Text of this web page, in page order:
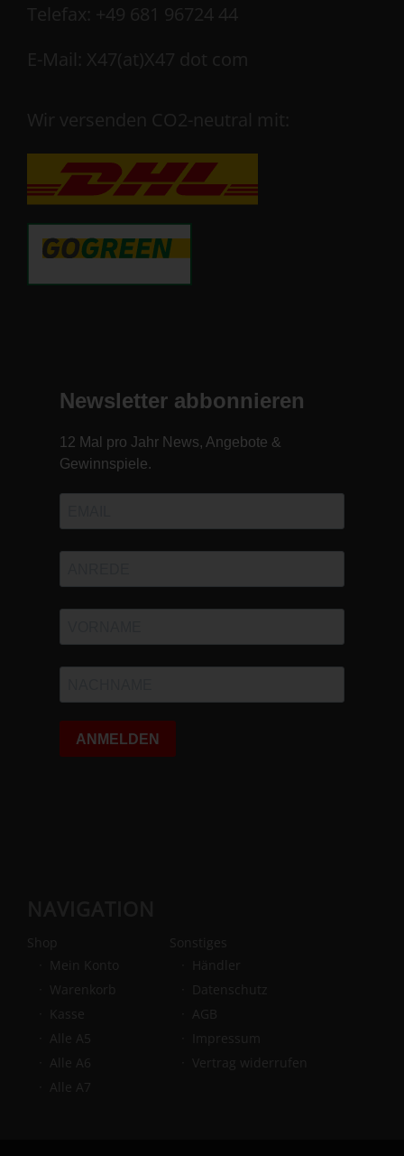
Telefax: +49 681 96724 44
E-Mail: X47(at)X47 dot com
Wir versenden CO2-neutral mit:
Shop
Mein Konto
Warenkorb
Kasse
Alle A5
Alle A6
Alle A7
Sonstiges
Händler
Datenschutz
AGB
Impressum
Vertrag widerrufen